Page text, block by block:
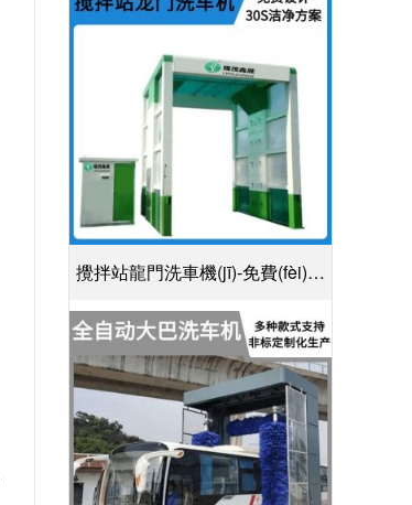
攪拌站龍門洗車機(jī)-免費(fèi)設
(shè)計(jì)30S潔凈方案[隆茂鑫晟]